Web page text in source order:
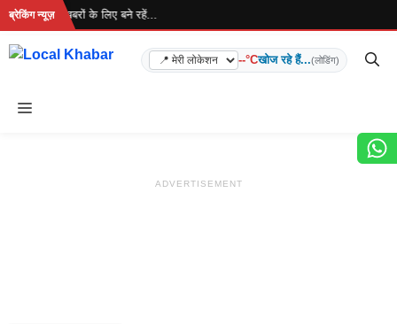
Skip
content
ब्रेकिंग न्यूज़
है... ताज़ा खबरों के लिए बने रहें...
--°Cखोज रहे हैं...(लोडिंग)
Menu
ADVERTISEMENT